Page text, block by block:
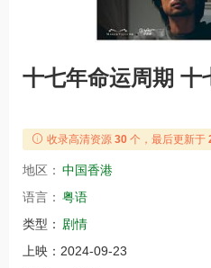
十七年命运周期 十
收录高清资源 30 个，最后更新于
地区： 中国香港
语言： 粤语
类型： 剧情
上映： 2024-09-23